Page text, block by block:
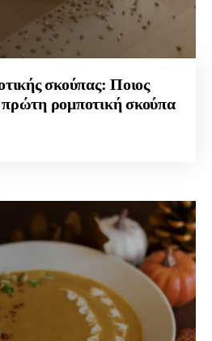
σκούπας: Ποιος
ρομποτική σκούπα